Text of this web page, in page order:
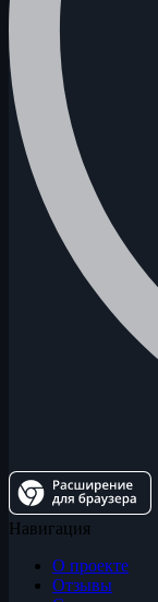
Навигация
О проекте
Отзывы